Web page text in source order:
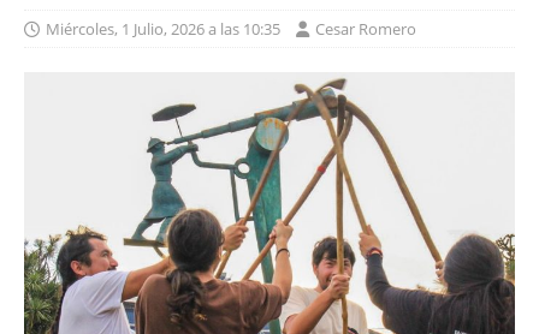
Miércoles, 1 Julio, 2026 a las 10:35 Cesar Romero